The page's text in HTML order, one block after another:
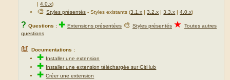
|4.0.x)
🎨Styles présentés - Styles existants (3.1.x |3.2.x |3.3.x |4.0.x)
? Questions : ✚ Extensions présentées 🎨 Styles présentés ★ Toutes autres
questions
📖 Documentations :
✚ Installer une extension
✚ Installer une extension téléchargée sur GitHub
✚Créer une extension